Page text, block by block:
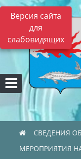
Версия сайта
для
слабовидящих
СВЕДЕНИЯ
МЕРОПРИЯТИЯ